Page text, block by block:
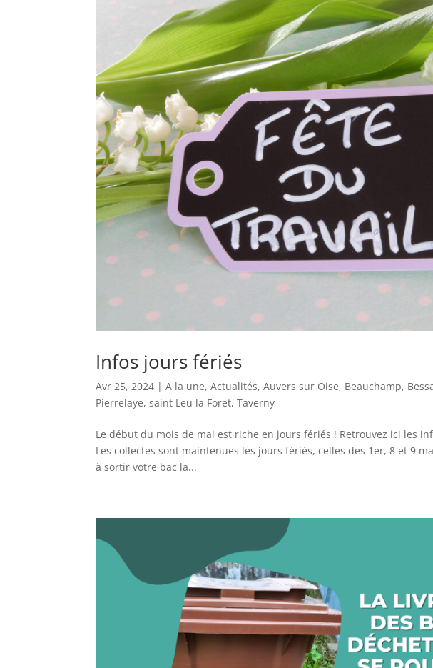
Infos jours fériés
Avr 25, 2024 |A la une,Actualités,Auvers sur Oise, Beauchamp,
Pierrelaye,saint Leu la Foret,Taverny
Le début du mois de mai est riche en jours fériés ! Retrouvez ici les
Les collectes sont maintenues les jours fériés, celles des 1er, 8 et 9
à sortir votre bac la...